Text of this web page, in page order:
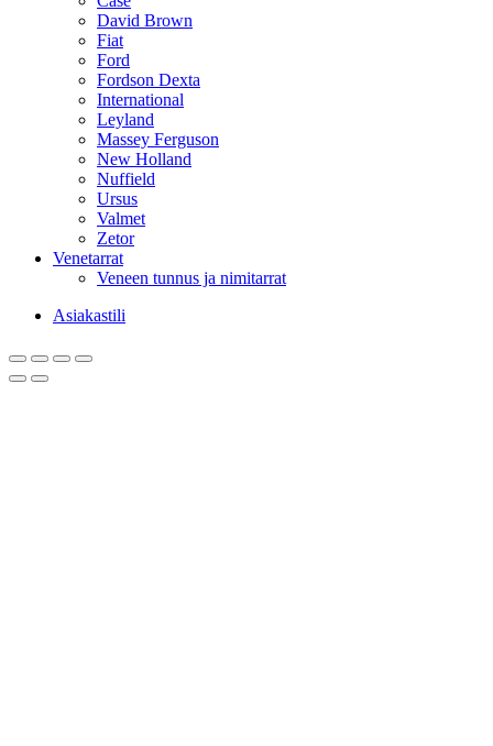
David Brown
Fiat
Ford
Fordson Dexta
International
Leyland
Massey Ferguson
New Holland
Nuffield
Ursus
Valmet
Zetor
Venetarrat
Veneen tunnus ja nimitarrat
Asiakastili